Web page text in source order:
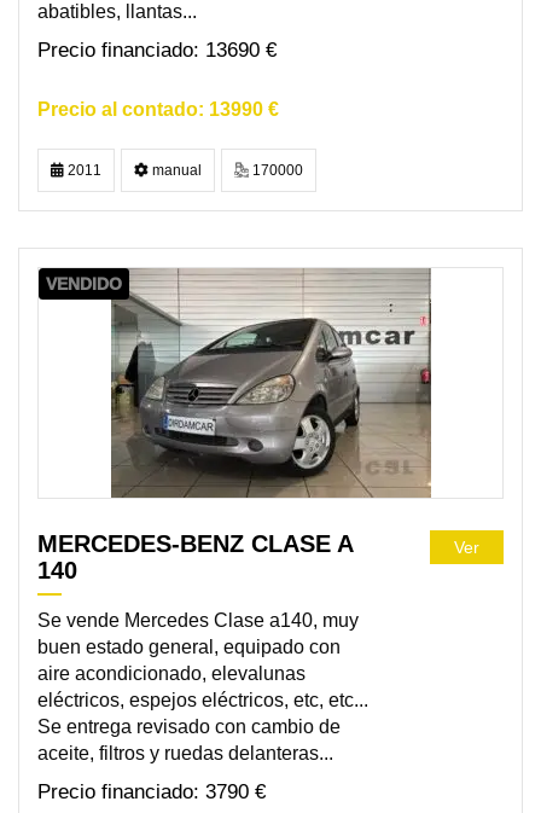
abatibles, llantas...
13690 €
13990 €
2011 manual 170000
VENDIDO
MERCEDES-BENZ CLASE A
140
Se vende Mercedes Clase a140, muy
buen estado general, equipado con
aire acondicionado, elevalunas
eléctricos, espejos eléctricos, etc, etc...
Se entrega revisado con cambio de
aceite, filtros y ruedas delanteras...
3790 €
Ver